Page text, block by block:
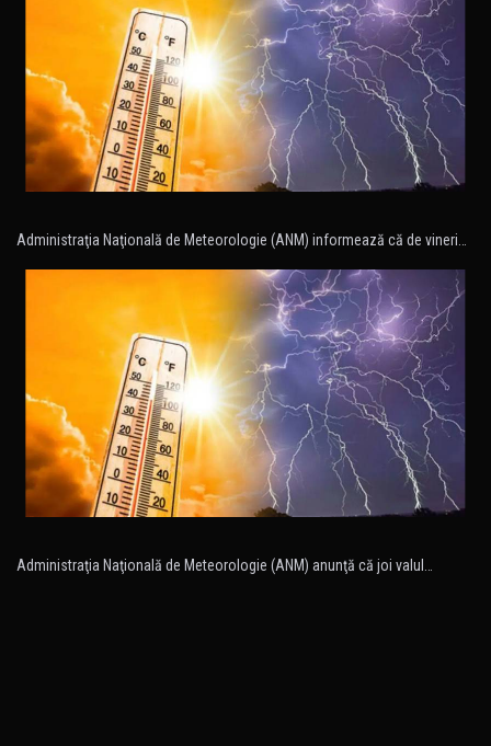
Administraţia Naţională de Meteorologie (ANM) informează că de vineri…
Administraţia Naţională de Meteorologie (ANM) anunţă că joi valul…